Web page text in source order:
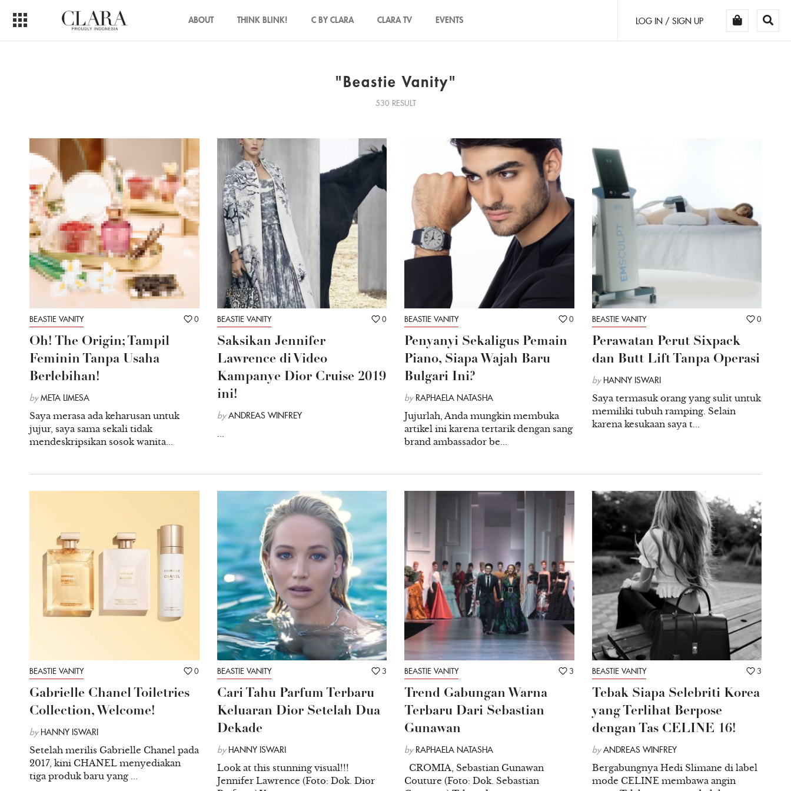
ABOUT THINK BLINK! C BY CLARA CLARA TV EVENTS LOG IN / SIGN UP
"Beastie Vanity"
530 RESULT
BEASTIE VANITY 0
Oh! The Origin; Tampil
Feminin Tanpa Usaha
Berlebihan!
by META LIMESA
Saya merasa ada keharusan untuk
jujur, saya sama sekali tidak
mendeskripsikan sosok wanita...
BEASTIE VANITY 0
Saksikan Jennifer
Lawrence di Video
Kampanye Dior Cruise 2019
ini!
by ANDREAS WINFREY
BEASTIE VANITY 0
Penyanyi Sekaligus Pemain
Piano, Siapa Wajah Baru
Bulgari Ini?
by RAPHAELA NATASHA
Jujurlah, Anda mungkin membuka
artikel ini karena tertarik dengan sang
brand ambassador be...
BEASTIE VANITY 0
Perawatan Perut Sixpack
dan Butt Lift Tanpa Operasi
by HANNY ISWARI
Saya termasuk orang yang sulit untuk
memiliki tubuh ramping. Selain
karena kesukaan saya t...
BEASTIE VANITY 0
Gabrielle Chanel Toiletries
Collection, Welcome!
by HANNY ISWARI
Setelah merilis Gabrielle Chanel pada
2017, kini CHANEL menyediakan
tiga produk baru yang ...
BEASTIE VANITY 3
Cari Tahu Parfum Terbaru
Keluaran Dior Setelah Dua
Dekade
by HANNY ISWARI
Look at this stunning visual!!!
Jennifer Lawrence (Foto: Dok. Dior
BEASTIE VANITY 3
Trend Gabungan Warna
Terbaru Dari Sebastian
Gunawan
by RAPHAELA NATASHA
CROMIA, Sebastian Gunawan
Couture (Foto: Dok. Sebastian
BEASTIE VANITY 3
Tebak Siapa Selebriti Korea
yang Terlihat Berpose
dengan Tas CELINE 16!
by ANDREAS WINFREY
Bergabungnya Hedi Slimane di label
mode CELINE membawa angin